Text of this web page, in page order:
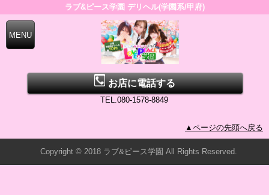
ラブ&ピース学園 デリヘル(学園系/甲府)
お店に電話する
TEL.080-1578-8849
▲ページの先頭へ戻る
Copyright © 2018 ラブ&ピース学園 All Rights Reserved.